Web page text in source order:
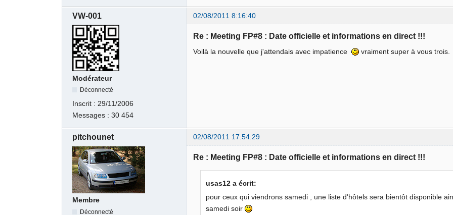
VW-001 02/08/2011 8:16:40
Modérateur
Déconnecté
Inscrit : 29/11/2006
Messages :30 454
Re : Meeting FP#8 : Date officielle et informations en direct !!!
Voilà la nouvelle que j'attendais avec impatience vraiment super à vous trois.
pitchounet 02/08/2011 17:54:29
Membre
Déconnecté
Re : Meeting FP#8 : Date officielle et informations en direct !!!
usas12 a écrit:
pour ceux qui viendrons samedi , une liste d'hôtels sera bientôt disponible
samedi soir